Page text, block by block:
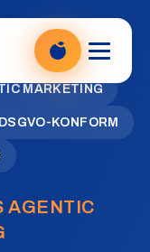
zur Startseite
MARKETING
DSGVO-KONFORM
AGENTIC